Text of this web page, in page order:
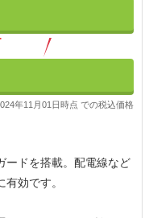
年11月01日時点 での税込価格
ードを搭載。配電線など
効です。